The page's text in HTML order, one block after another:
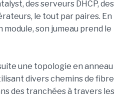
des serveurs DHCP, des
le tout par paires. En
module, son jumeau prend le
une topologie en anneau
divers chemins de fibre
des tranchées à travers les